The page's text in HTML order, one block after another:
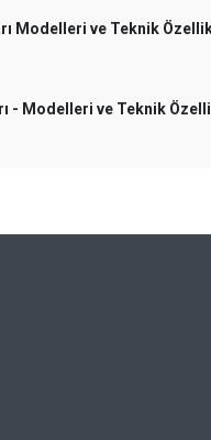
Modelleri ve Teknik
- Modelleri ve Teknik